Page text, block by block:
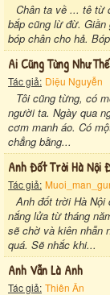
Chân ta về ... tê từ
bắp cũng lừ đừ. Giần
bóp chân cho hả.
Ai Cũng Từng Như
Tác giả: Diệu Nguyễn
Tôi cũng từng, có
người ta. Ngày qua
cơm manh áo. Có
chẳng bằng...
Anh Đốt Trời Hà Nội
Tác giả:
Anh đốt trời Hà
nắng lửa từ tháng
sẽ chờ và kiên nhẫn
quá. Sẽ nhắc khi...
Anh Vẫn Là Anh
Tác giả: Thiên Ân